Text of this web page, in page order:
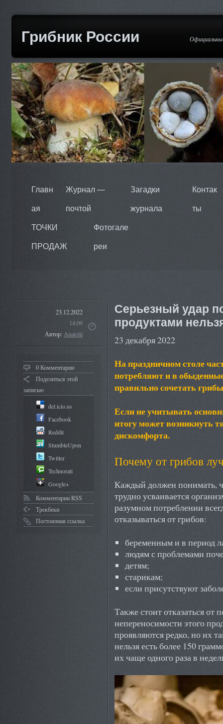
Грибник России
Главн
ая
Журнал —
почтой
Загадки
журнала
Контак
ты
ТОЧКИ
ПРОДАЖ
Фотогале
реи
23.12.2022
14:09
Автор:Anatolii
0 Комментарии
Поделиться этой
записью
del.icio.us
Facebook
Reddit
StumbleUpon
Twitter
Technorati
Google+
Комментарии RSS
Трекбеки
Постоянная ссылка
Серьезный удар
продуктами
23 декабря 2022
На праздничном столе
потребляют и в
правильно сочетать
Если не учитывать
итогу может возникнуть
дискомфорта.
Почему от грибов
Каждый должен понимать,
трудно усваивается
разумном потреблении
отказываться от грибов:
беременным и в период
людям с проблемами
детям;
старикам;
если присутствуют
Также стоит отказаться от
непереносимости этого
проявляются редко, но их
нельзя есть более 150
их чаще одного раза в